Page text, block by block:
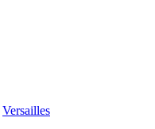
Versailles